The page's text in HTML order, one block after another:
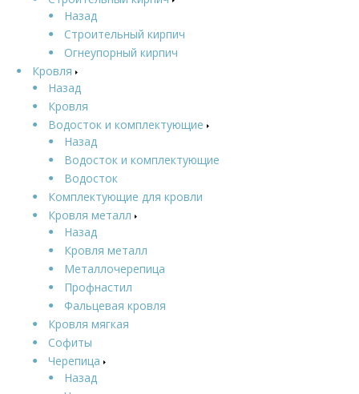
Назад
Строительный кирпич
Огнеупорный кирпич
Кровля
Назад
Кровля
Водосток и комплектующие
Назад
Водосток и комплектующие
Водосток
Комплектующие для кровли
Кровля металл
Назад
Кровля металл
Металлочерепица
Профнастил
Фальцевая кровля
Кровля мягкая
Софиты
Черепица
Назад